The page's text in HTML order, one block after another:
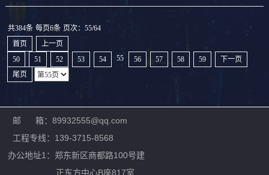
共384条 每页6条 页次：55/64
首页
上一页
50
51 52 53 54 55 56 57 58 59
下一页
尾页
邮 箱：89932555@qq.com
工程专线：139-3715-8568
办公地址1：郑东新区商都路100号建
正东方中心B座817室